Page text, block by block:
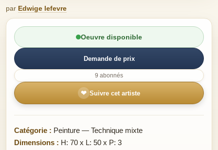
par Edwige lefevre
Oeuvre disponible
Demande de prix
9 abonnés
❤ Suivre cet artiste
Catégorie : Peinture — Technique mixte
Dimensions : H: 70 x L: 50 x P: 3